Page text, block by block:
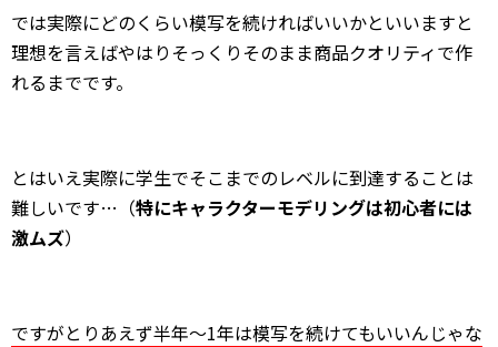
では実際にどのくらい模写を続ければいいかといいますと
理想を言えばやはりそっくりそのまま商品クオリティで作
れるまでです。
とはいえ実際に学生でそこまでのレベルに到達することは
難しいです…（特にキャラクターモデリングは初心者には
激ムズ）
ですがとりあえず半年～1年は模写を続けてもいいんじゃな